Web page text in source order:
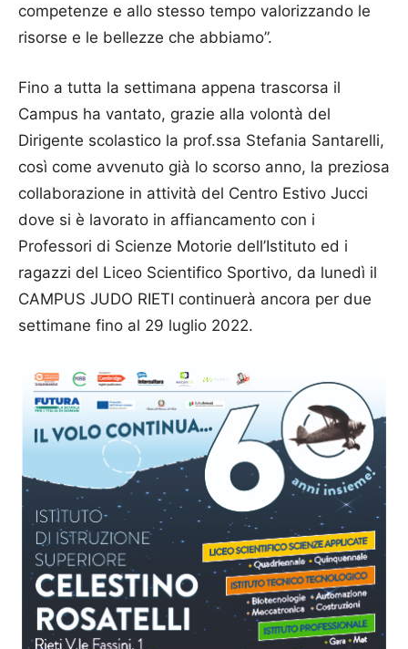
competenze e allo stesso tempo valorizzando le
risorse e le bellezze che abbiamo”.
Fino a tutta la settimana appena trascorsa il
Campus ha vantato, grazie alla volontà del
Dirigente scolastico la prof.ssa Stefania Santarelli,
così come avvenuto già lo scorso anno, la preziosa
collaborazione in attività del Centro Estivo Jucci
dove si è lavorato in affiancamento con i
Professori di Scienze Motorie dell’Istituto ed i
ragazzi del Liceo Scientifico Sportivo, da lunedì il
CAMPUS JUDO RIETI continuerà ancora per due
settimane fino al 29 luglio 2022.